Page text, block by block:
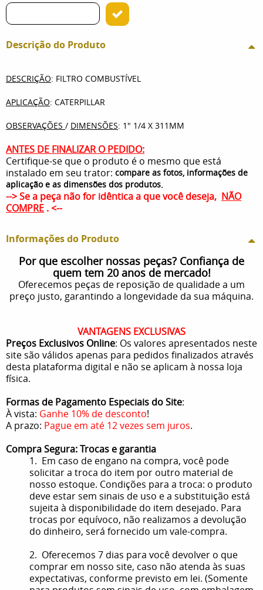
Descrição do Produto
DESCRIÇÃO: FILTRO COMBUSTÍVEL
APLICAÇÃO: CATERPILLAR
OBSERVAÇÕES / DIMENSÕES: 1" 1/4 X 311MM
ANTES DE FINALIZAR O PEDIDO:
Certifique-se que o produto é o mesmo que está
instalado em seu trator: compare as fotos, informações de
aplicação e as dimensões dos produtos.
--> Se a peça não for idêntica a que você deseja, NÃO
COMPRE . <--
Informações do Produto
Por que escolher nossas peças? Confiança de
quem tem 20 anos de mercado!
Oferecemos peças de reposição de qualidade a um
preço justo, garantindo a longevidade da sua máquina.
VANTAGENS EXCLUSIVAS
Preços Exclusivos Online: Os valores apresentados neste
site são válidos apenas para pedidos finalizados através
desta plataforma digital e não se aplicam à nossa loja
física.
Formas de Pagamento Especiais do Site:
À vista: Ganhe 10% de desconto!
A prazo: Pague em até 12 vezes sem juros.
Compra Segura: Trocas e garantia
1. Em caso de engano na compra, você pode
solicitar a troca do item por outro material de
nosso estoque. Condições para a troca: o produto
deve estar sem sinais de uso e a substituição está
sujeita à disponibilidade do item desejado. Para
trocas por equívoco, não realizamos a devolução
do dinheiro, será fornecido um vale-compra.
2. Oferecemos 7 dias para você devolver o que
comprar em nosso site, caso não atenda às suas
expectativas, conforme previsto em lei. (Somente